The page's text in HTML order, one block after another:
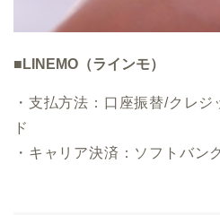
■LINEMO（ラインモ）
・支払方法：口座振替/クレ
ド
・キャリア決済：ソフトバン